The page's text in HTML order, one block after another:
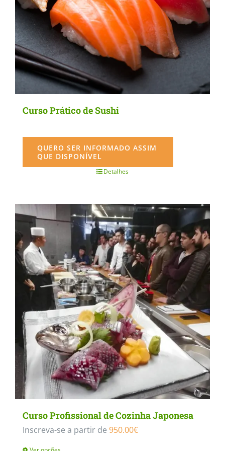
Curso Prático de Sushi
QUERO SER INFORMADO ASSIM
QUE DISPONÍVEL
Detalhes
Curso Profissional de Cozinha Japonesa
Inscreva-se a partir de 950.00€